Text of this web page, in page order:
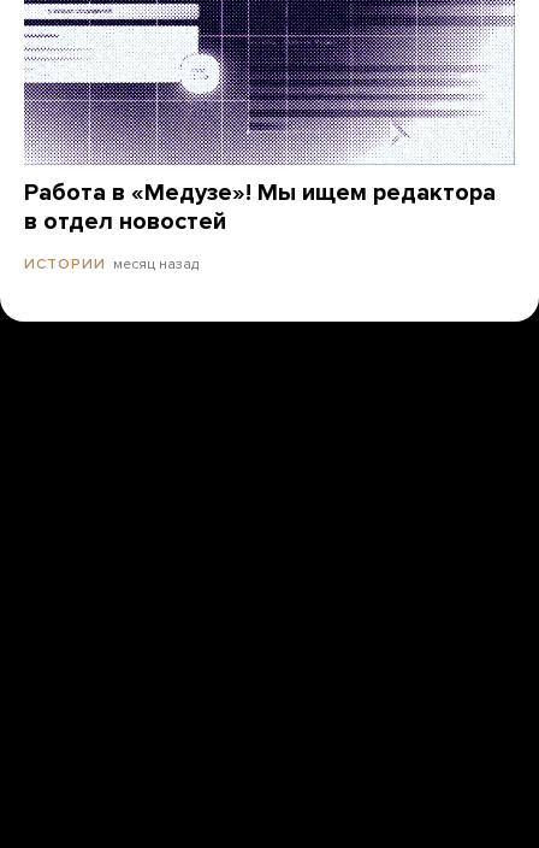
Работа в «Медузе»! Мы ищем редактора
в отдел новостей
ИСТОРИИ месяц назад